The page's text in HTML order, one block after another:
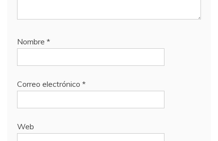
Nombre *
Correo electrónico *
Web